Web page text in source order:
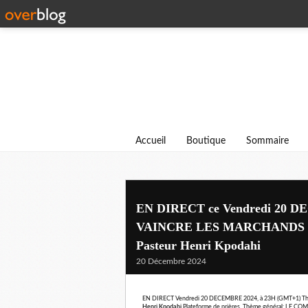
Accueil Boutique Sommaire
EN DIRECT ce Vendredi 20
VAINCRE LES
Pasteur Henri Kpodahi
20 Décembre 2024
EN DIRECT Vendredi 20 DECEMBRE 2024, à 23H (GMT+1)
Henri Kpodahi Plateforme de prières. Thème général: LE